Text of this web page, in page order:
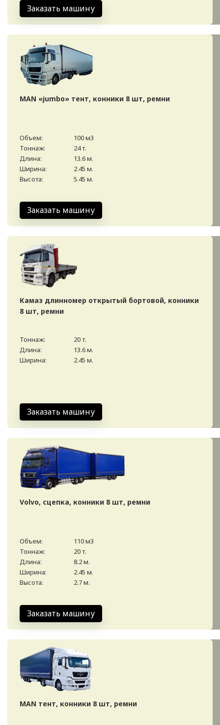
Заказать машину
MAN «jumbo» тент, конники 8 шт, ремни
Объем:
100 м3
Тоннаж:
24 т.
Длина:
13.6 м.
Ширина:
2.45 м.
Высота:
5.45 м.
Заказать машину
Камаз длинномер открытый бортовой, конники
8 шт, ремни
Тоннаж:
20 т.
Длина:
13.6 м.
Ширина:
2.45 м.
Заказать машину
Volvo, сцепка, конники 8 шт, ремни
Объем:
110 м3
Тоннаж:
20 т.
Длина:
8.2 м.
Ширина:
2.45 м.
Высота:
2.7 м.
Заказать машину
MAN тент, конники 8 шт, ремни